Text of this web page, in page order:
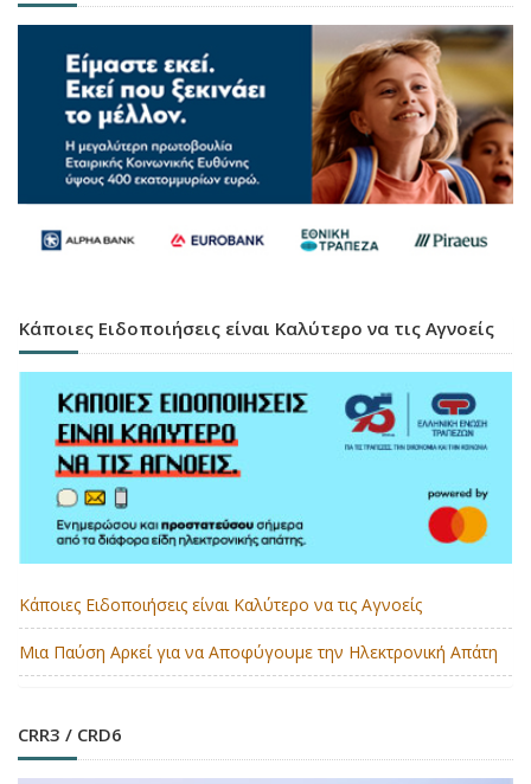
Κάποιες Ειδοποιήσεις είναι Καλύτερο να τις Αγνοείς
Κάποιες Ειδοποιήσεις είναι Καλύτερο να τις Αγνοείς
Μια Παύση Αρκεί για να Αποφύγουμε την Ηλεκτρονική Απάτη
CRR3 / CRD6